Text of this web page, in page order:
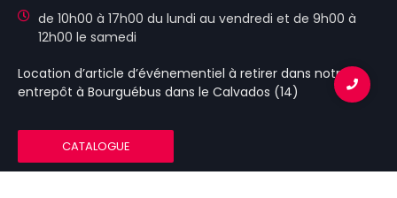
de 10h00 à 17h00 du lundi au vendredi et de 9h00 à
12h00 le samedi
Location d’article d’événementiel à retirer dans notre
entrepôt à Bourguébus dans le Calvados (14)
CATALOGUE